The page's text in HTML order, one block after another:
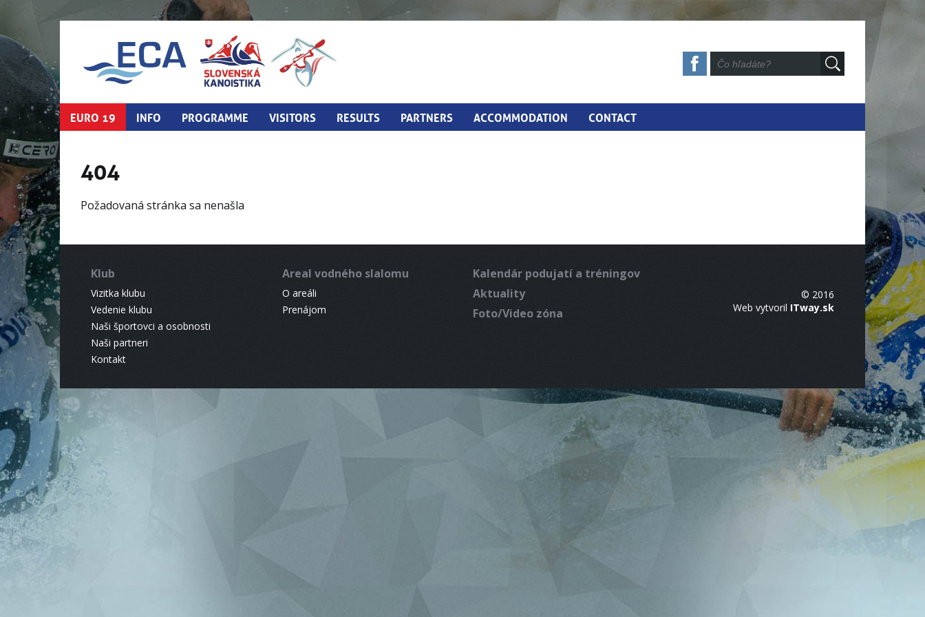
EURO 19 INFO PROGRAMME VISITORS RESULTS PARTNERS ACCOMMODATION CONTACT
404
Požadovaná stránka sa nenašla
Klub
Vizitka klubu
Vedenie klubu
Naši športovci a osobnosti
Naši partneri
Kontakt
Areal vodného slalomu
O areáli
Prenájom
Kalendár podujatí a tréningov
Aktuality
Foto/Video zóna
© 2016
Web vytvoril ITway.sk